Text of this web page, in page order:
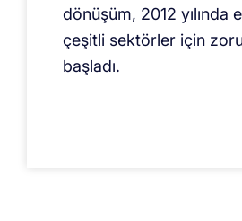
dönüşüm, 2012 yılında
çeşitli sektörler için
başladı.